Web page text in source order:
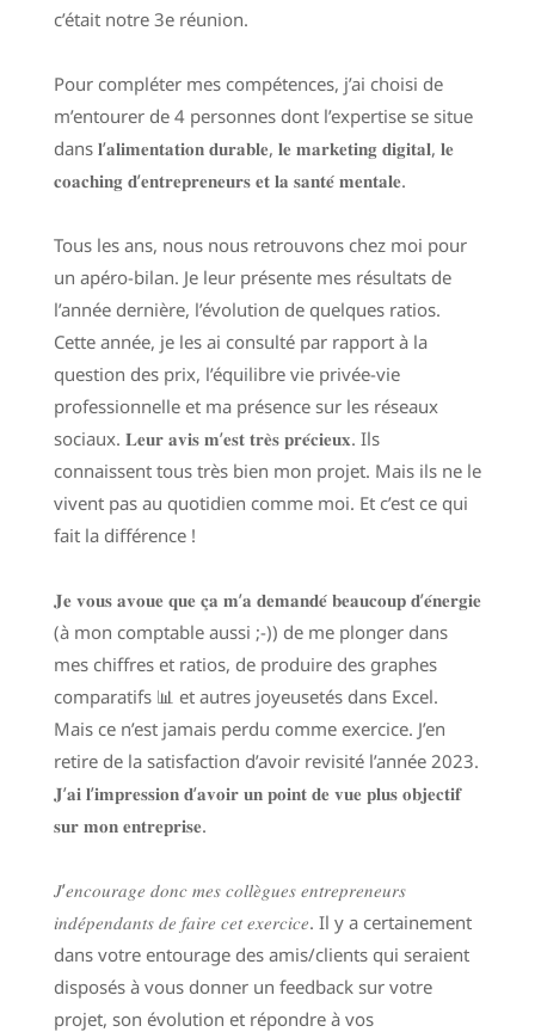
c’était notre 3e réunion.
Pour compléter mes compétences, j’ai choisi de
m’entourer de 4 personnes dont l’expertise se situe
dans 𝐥’𝐚𝐥𝐢𝐦𝐞𝐧𝐭𝐚𝐭𝐢𝐨𝐧 𝐝𝐮𝐫𝐚𝐛𝐥𝐞, 𝐥𝐞 𝐦𝐚𝐫𝐤𝐞𝐭𝐢𝐧𝐠 𝐝𝐢𝐠𝐢𝐭𝐚𝐥, 𝐥𝐞
𝐜𝐨𝐚𝐜𝐡𝐢𝐧𝐠 𝐝’𝐞𝐧𝐭𝐫𝐞𝐩𝐫𝐞𝐧𝐞𝐮𝐫𝐬 𝐞𝐭 𝐥𝐚 𝐬𝐚𝐧𝐭𝐞́ 𝐦𝐞𝐧𝐭𝐚𝐥𝐞.
Tous les ans, nous nous retrouvons chez moi pour
un apéro-bilan. Je leur présente mes résultats de
l’année dernière, l’évolution de quelques ratios.
Cette année, je les ai consulté par rapport à la
question des prix, l’équilibre vie privée-vie
professionnelle et ma présence sur les réseaux
sociaux. 𝐋𝐞𝐮𝐫 𝐚𝐯𝐢𝐬 𝐦’𝐞𝐬𝐭 𝐭𝐫𝐞̀𝐬 𝐩𝐫𝐞́𝐜𝐢𝐞𝐮𝐱. Ils
connaissent tous très bien mon projet. Mais ils ne le
vivent pas au quotidien comme moi. Et c’est ce qui
fait la différence !
𝐉𝐞 𝐯𝐨𝐮𝐬 𝐚𝐯𝐨𝐮𝐞 𝐪𝐮𝐞 𝐜̧𝐚 𝐦’𝐚 𝐝𝐞𝐦𝐚𝐧𝐝𝐞́ 𝐛𝐞𝐚𝐮𝐜𝐨𝐮𝐩 𝐝’𝐞́𝐧𝐞𝐫𝐠𝐢𝐞
(à mon comptable aussi ;-)) de me plonger dans
mes chiffres et ratios, de produire des graphes
comparatifs 📊 et autres joyeusetés dans Excel.
Mais ce n’est jamais perdu comme exercice. J’en
retire de la satisfaction d’avoir revisité l’année 2023.
𝐉’𝐚𝐢 𝐥’𝐢𝐦𝐩𝐫𝐞𝐬𝐬𝐢𝐨𝐧 𝐝’𝐚𝐯𝐨𝐢𝐫 𝐮𝐧 𝐩𝐨𝐢𝐧𝐭 𝐝𝐞 𝐯𝐮𝐞 𝐩𝐥𝐮𝐬 𝐨𝐛𝐣𝐞𝐜𝐭𝐢𝐟
𝐬𝐮𝐫 𝐦𝐨𝐧 𝐞𝐧𝐭𝐫𝐞𝐩𝐫𝐢𝐬𝐞.
𝐽’𝑒𝑛𝑐𝑜𝑢𝑟𝑎𝑔𝑒 𝑑𝑜𝑛𝑐 𝑚𝑒𝑠 𝑐𝑜𝑙𝑙𝑒̀𝑔𝑢𝑒𝑠 𝑒𝑛𝑡𝑟𝑒𝑝𝑟𝑒𝑛𝑒𝑢𝑟𝑠
𝑖𝑛𝑑𝑒́𝑝𝑒𝑛𝑑𝑎𝑛𝑡𝑠 𝑑𝑒 𝑓𝑎𝑖𝑟𝑒 𝑐𝑒𝑡 𝑒𝑥𝑒𝑟𝑐𝑖𝑐𝑒. Il y a certainement
dans votre entourage des amis/clients qui seraient
disposés à vous donner un feedback sur votre
projet, son évolution et répondre à vos